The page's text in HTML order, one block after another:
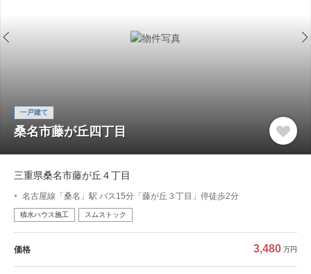
一戸建て
桑名市藤が丘四丁目
三重県桑名市藤が丘４丁目
名古屋線「桑名」駅 バス15分「藤が丘３丁目」停徒歩2分
積水ハウス施工 スムストック
価格 3,480 万円